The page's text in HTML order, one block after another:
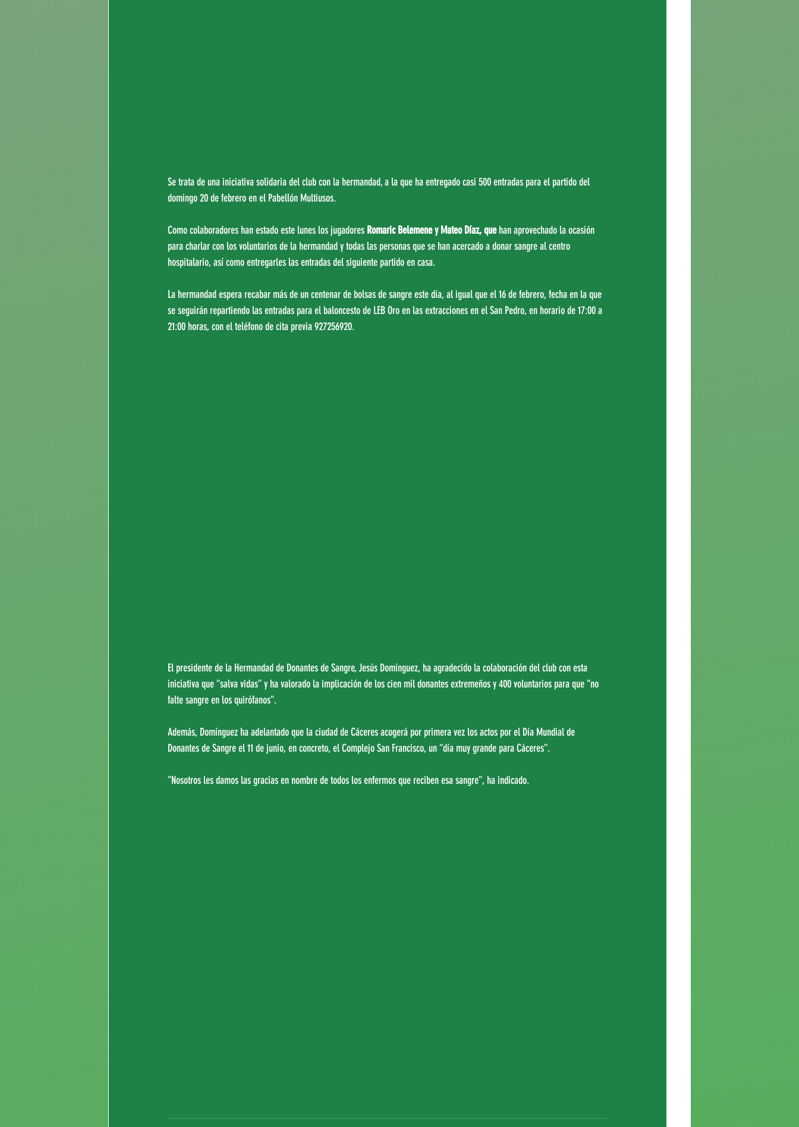
Se trata de una iniciativa solidaria del club con la hermandad, a la que ha entregado casi 500 entradas para el partido del
domingo 20 de febrero en el Pabellón Multiusos.
Como colaboradores han estado este lunes los jugadores Romaric Belemene y Mateo Díaz, que han aprovechado la ocasión
para charlar con los voluntarios de la hermandad y todas las personas que se han acercado a donar sangre al centro
hospitalario, así como entregarles las entradas del siguiente partido en casa.
La hermandad espera recabar más de un centenar de bolsas de sangre este día, al igual que el 16 de febrero, fecha en la que
se seguirán repartiendo las entradas para el baloncesto de LEB Oro en las extracciones en el San Pedro, en horario de 17:00 a
21:00 horas, con el teléfono de cita previa 927256920.
El presidente de la Hermandad de Donantes de Sangre, Jesús Domínguez, ha agradecido la colaboración del club con esta
iniciativa que “salva vidas” y ha valorado la implicación de los cien mil donantes extremeños y 400 voluntarios para que “no
falte sangre en los quirófanos”.
Además, Domínguez ha adelantado que la ciudad de Cáceres acogerá por primera vez los actos por el Día Mundial de
Donantes de Sangre el 11 de junio, en concreto, el Complejo San Francisco, un “día muy grande para Cáceres”.
“Nosotros les damos las gracias en nombre de todos los enfermos que reciben esa sangre”, ha indicado.